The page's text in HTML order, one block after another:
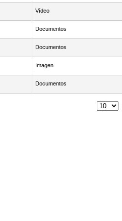
Vídeo
Documentos
Documentos
Imagen
Documentos